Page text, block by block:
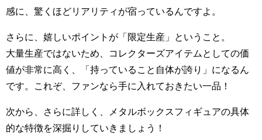
感に、驚くほどリアリティが宿っているんですよ。
さらに、嬉しいポイントが「限定生産」ということ。
大量生産ではないため、コレクターズアイテムとしての価
値が非常に高く、「持っていること自体が誇り」になるん
です。これぞ、ファンなら手に入れておきたい一品！
次から、さらに詳しく、メタルボックスフィギュアの具体
的な特徴を深掘りしていきましょう！